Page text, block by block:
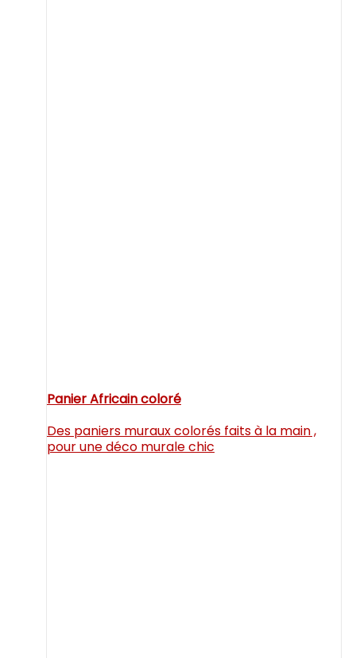
Panier Africain coloré
Des paniers muraux colorés faits à la main ,
pour une déco murale chic